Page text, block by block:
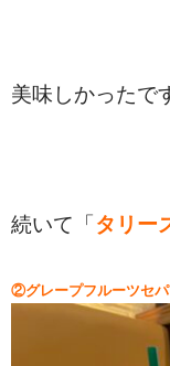
美味しかったで
続いて「 タリー
②グレープフルーツセ